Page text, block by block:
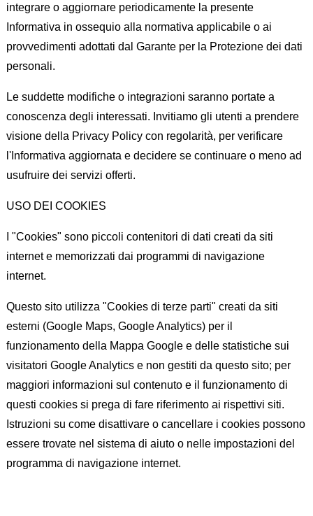
integrare o aggiornare periodicamente la presente
Informativa in ossequio alla normativa applicabile o ai
provvedimenti adottati dal Garante per la Protezione dei dati
personali.
Le suddette modifiche o integrazioni saranno portate a
conoscenza degli interessati. Invitiamo gli utenti a prendere
visione della Privacy Policy con regolarità, per verificare
l'Informativa aggiornata e decidere se continuare o meno ad
usufruire dei servizi offerti.
USO DEI COOKIES
I "Cookies" sono piccoli contenitori di dati creati da siti
internet e memorizzati dai programmi di navigazione
internet.
Questo sito utilizza "Cookies di terze parti" creati da siti
esterni (Google Maps, Google Analytics) per il
funzionamento della Mappa Google e delle statistiche sui
visitatori Google Analytics e non gestiti da questo sito; per
maggiori informazioni sul contenuto e il funzionamento di
questi cookies si prega di fare riferimento ai rispettivi siti.
Istruzioni su come disattivare o cancellare i cookies possono
essere trovate nel sistema di aiuto o nelle impostazioni del
programma di navigazione internet.